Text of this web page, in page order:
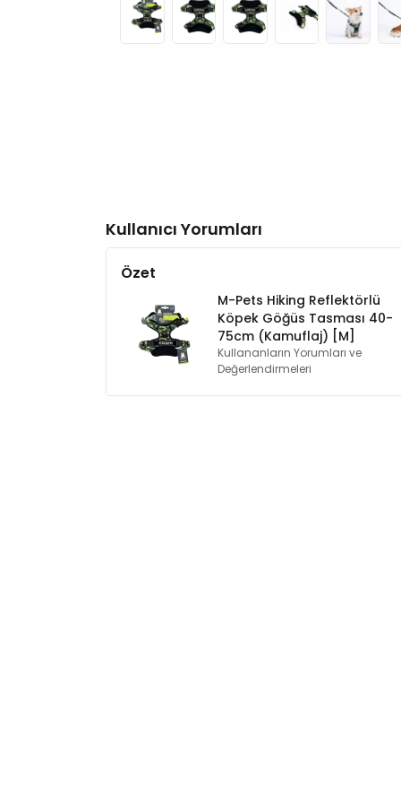
Kullanıcı Yorumları
Özet
M-Pets Hiking Reflektörlü
Köpek Göğüs Tasması 40-
75cm (Kamuflaj) [M]
Kullananların Yorumları ve
Değerlendirmeleri